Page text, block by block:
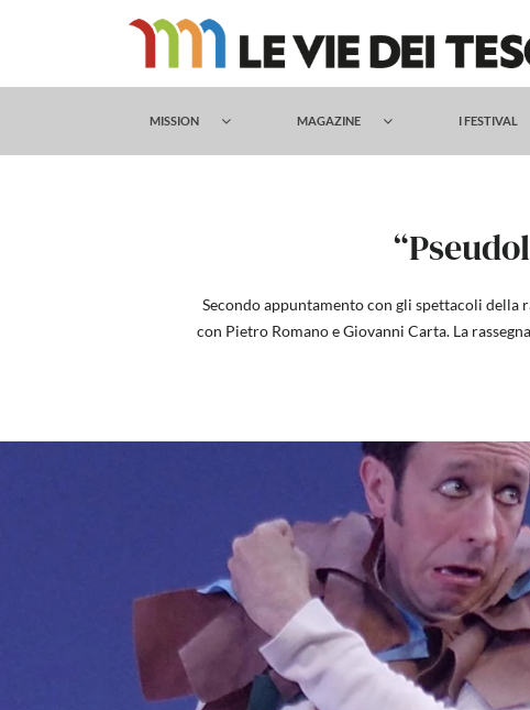
MISSION MAGAZINE I FESTIVAL
Secondo appuntamento con gli spettacoli della
con Pietro Romano e Giovanni Carta. La